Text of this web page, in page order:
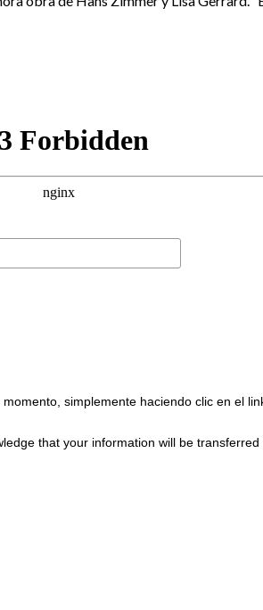
simplemente haciendo clic en el
that your information will be